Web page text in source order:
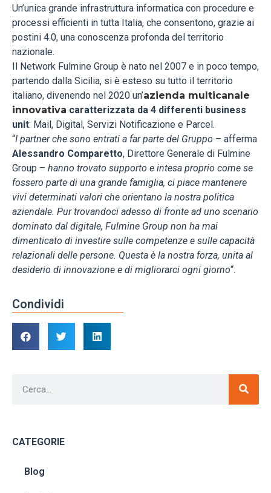
Un’unica grande infrastruttura informatica con procedure e
processi efficienti in tutta Italia, che consentono, grazie ai
postini 4.0, una conoscenza profonda del territorio
nazionale.
Il Network Fulmine Group è nato nel 2007 e in poco tempo,
partendo dalla Sicilia, si è esteso su tutto il territorio
italiano, divenendo nel 2020 un’azienda multicanale
innovativa caratterizzata da 4 differenti business
unit: Mail, Digital, Servizi Notificazione e Parcel.
“I partner che sono entrati a far parte del Gruppo – afferma
Alessandro Comparetto, Direttore Generale di Fulmine
Group – hanno trovato supporto e intesa proprio come se
fossero parte di una grande famiglia, ci piace mantenere
vivi determinati valori che orientano la nostra politica
aziendale. Pur trovandoci adesso di fronte ad uno scenario
dominato dal digitale, Fulmine Group non ha mai
dimenticato di investire sulle competenze e sulle capacità
relazionali delle persone. Questa è la nostra forza, unita al
desiderio di innovazione e di migliorarci ogni giorno“.
Condividi
CATEGORIE
Blog